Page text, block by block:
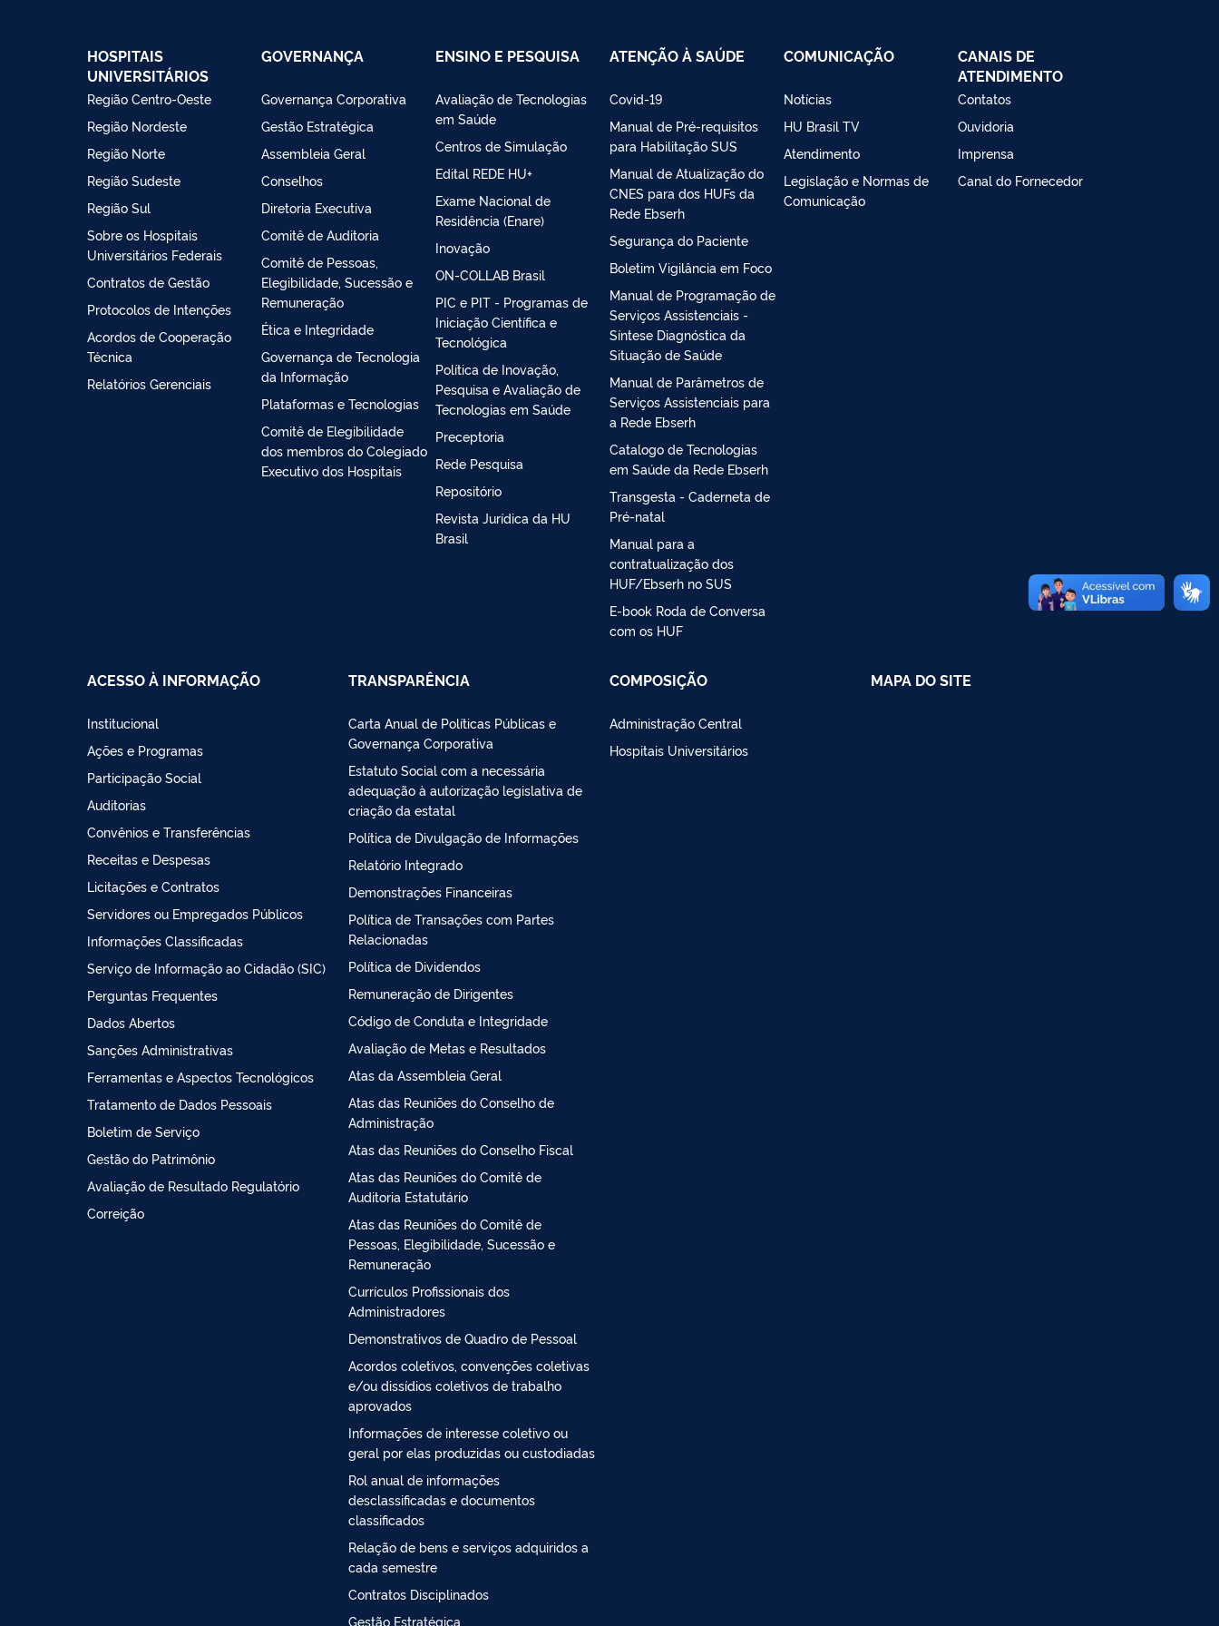
HOSPITAIS
UNIVERSITÁRIOS
Região Centro-Oeste
Região Nordeste
Região Norte
Região Sudeste
Região Sul
Sobre os Hospitais
Universitários Federais
Contratos de Gestão
Protocolos de Intenções
Acordos de Cooperação
Técnica
Relatórios Gerenciais
GOVERNANÇA
Governança Corporativa
Gestão Estratégica
Assembleia Geral
Conselhos
Diretoria Executiva
Comitê de Auditoria
Comitê de Pessoas,
Elegibilidade, Sucessão e
Remuneração
Ética e Integridade
Governança de Tecnologia
da Informação
Plataformas e Tecnologias
Comitê de Elegibilidade
dos membros do Colegiado
Executivo dos Hospitais
ENSINO E PESQUISA
Avaliação de Tecnologias
em Saúde
Centros de Simulação
Edital REDE HU+
Exame Nacional de
Residência (Enare)
Inovação
ON-COLLAB Brasil
PIC e PIT - Programas de
Iniciação Científica e
Tecnológica
Política de Inovação,
Pesquisa e Avaliação de
Tecnologias em Saúde
Preceptoria
Rede Pesquisa
Repositório
Revista Jurídica da HU
Brasil
ATENÇÃO À SAÚDE
Covid-19
Manual de Pré-requisitos
para Habilitação SUS
Manual de Atualização do
CNES para dos HUFs da
Rede Ebserh
Segurança do Paciente
Boletim Vigilância em Foco
Manual de Programação de
Serviços Assistenciais -
Síntese Diagnóstica da
Situação de Saúde
Manual de Parâmetros de
Serviços Assistenciais para
a Rede Ebserh
Catalogo de Tecnologias
em Saúde da Rede Ebserh
Transgesta - Caderneta de
Pré-natal
Manual para a
contratualização dos
HUF/Ebserh no SUS
E-book Roda de Conversa
com os HUF
COMUNICAÇÃO
Notícias
HU Brasil TV
Atendimento
Legislação e Normas de
Comunicação
CANAIS DE
ATENDIMENTO
Contatos
Ouvidoria
Imprensa
Canal do Fornecedor
ACESSO À INFORMAÇÃO
Institucional
Ações e Programas
Participação Social
Auditorias
Convênios e Transferências
Receitas e Despesas
Licitações e Contratos
Servidores ou Empregados Públicos
Informações Classificadas
Serviço de Informação ao Cidadão (SIC)
Perguntas Frequentes
Dados Abertos
Sanções Administrativas
Ferramentas e Aspectos Tecnológicos
Tratamento de Dados Pessoais
Boletim de Serviço
Gestão do Patrimônio
Avaliação de Resultado Regulatório
Correição
TRANSPARÊNCIA
Carta Anual de Políticas Públicas e
Governança Corporativa
Estatuto Social com a necessária
adequação à autorização legislativa de
criação da estatal
Política de Divulgação de Informações
Relatório Integrado
Demonstrações Financeiras
Política de Transações com Partes
Relacionadas
Política de Dividendos
Remuneração de Dirigentes
Código de Conduta e Integridade
Avaliação de Metas e Resultados
Atas da Assembleia Geral
Atas das Reuniões do Conselho de
Administração
Atas das Reuniões do Conselho Fiscal
Atas das Reuniões do Comitê de
Auditoria Estatutário
Atas das Reuniões do Comitê de
Pessoas, Elegibilidade, Sucessão e
Remuneração
Currículos Profissionais dos
Administradores
Demonstrativos de Quadro de Pessoal
Acordos coletivos, convenções coletivas
e/ou dissídios coletivos de trabalho
aprovados
Informações de interesse coletivo ou
geral por elas produzidas ou custodiadas
Rol anual de informações
desclassificadas e documentos
classificados
Relação de bens e serviços adquiridos a
cada semestre
Contratos Disciplinados
Gestão Estratégica
COMPOSIÇÃO
Administração Central
Hospitais Universitários
MAPA DO SITE